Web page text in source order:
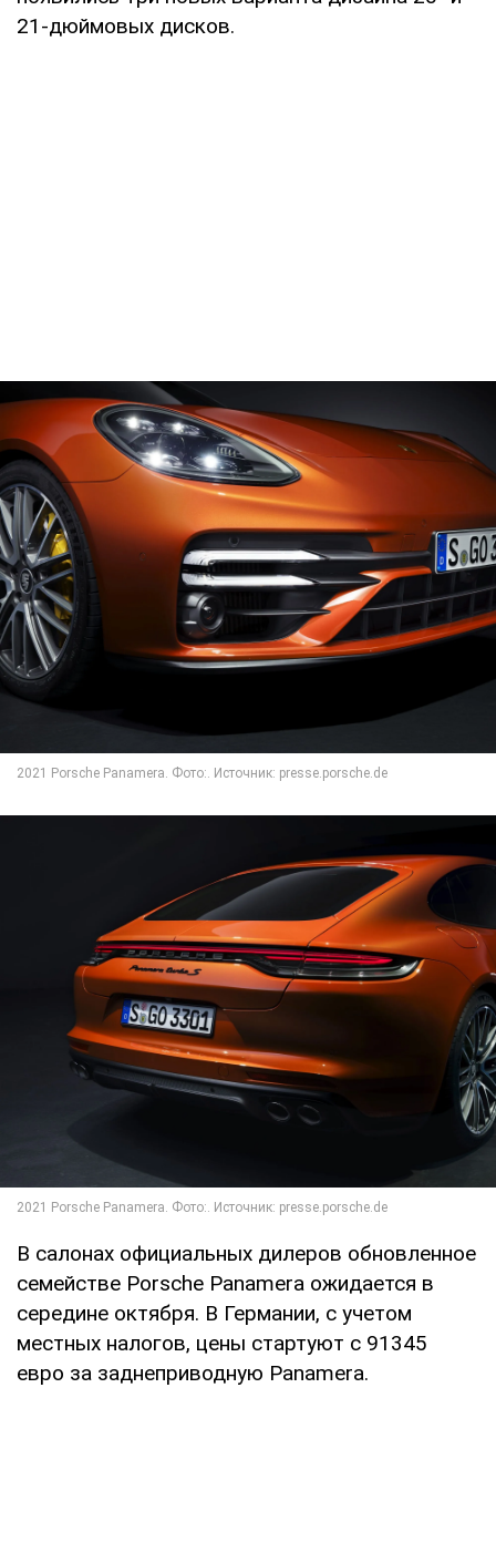
21-дюймовых дисков.
В салонах официальных дилеров обновленное
семействе Porsche Panamera ожидается в
середине октября. В Германии, с учетом
местных налогов, цены стартуют с 91345
евро за заднеприводную Panamera.